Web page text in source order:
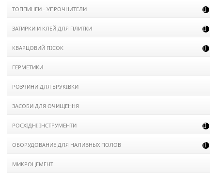
ТОППИНГИ - УПРОЧНИТЕЛИ 
ЗАТИРКИ И КЛЕЙ ДЛЯ ПЛИТКИ 
КВАРЦОВИЙ ПІСОК 
ГЕРМЕТИКИ
РОЗЧИНИ ДЛЯ БРУКІВКИ
ЗАСОБИ ДЛЯ ОЧИЩЕННЯ
РОСХІДНІ ІНСТРУМЕНТИ 
ОБОРУДОВАНИЕ ДЛЯ НАЛИВНЫХ ПОЛОВ 
МИКРОЦЕМЕНТ